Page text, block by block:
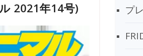
2021年14号) プ